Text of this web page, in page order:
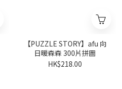
【PUZZLE STORY】afu 向
日暖森森 300片拼圖
HK$218.00